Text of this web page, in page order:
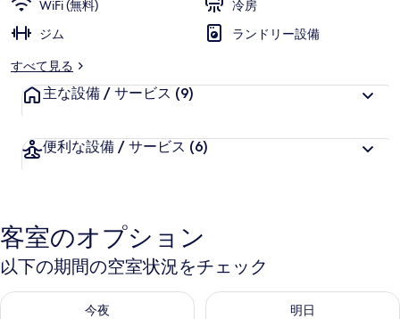
WiFi (無料)
冷房
ジム
ランドリー設備
すべて見る
主な設備 / サービス (9)
便利な設備 / サービス (6)
客室のオプション
以下の期間の空室状況をチェック
今夜
今夜 8月 10 - 8月 11 の空室状況をチェック
明日
明日 8月 11 - 8月 12 の空室状